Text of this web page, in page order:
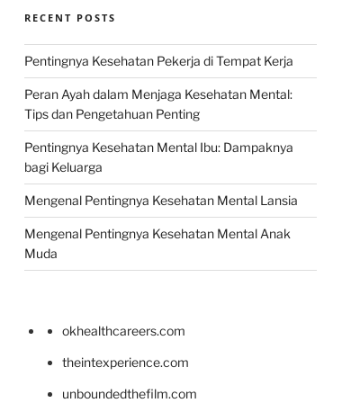
RECENT POSTS
Pentingnya Kesehatan Pekerja di Tempat Kerja
Peran Ayah dalam Menjaga Kesehatan Mental:
Tips dan Pengetahuan Penting
Pentingnya Kesehatan Mental Ibu: Dampaknya
bagi Keluarga
Mengenal Pentingnya Kesehatan Mental Lansia
Mengenal Pentingnya Kesehatan Mental Anak
Muda
okhealthcareers.com
theintexperience.com
unboundedthefilm.com